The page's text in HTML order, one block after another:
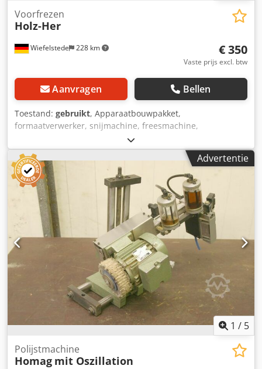
Wiefelstede 228 km
Voorfrezen
Holz-Her
€ 350
Vaste prijs excl. btw
Aanvragen Bellen
Toestand: gebruikt, Apparaatbouwpakket,
formaatverwerker, snijmachine, freesmachine,
profielfreesmachine, voegenfreesmachine, snijmachine,
dubbelzijdige profiler, kantenbewerkingsmachine,
scoremotor, versnipperaarmotor, freesmotor voor
kantenbewerkingsmachine Crjdpfjc Iprfjx Alcef -Aantal: 1x
motor -Motortype: -Vermogen: kW -Voltage: 380 volt -
Gereedschapshouder: SK40 -Spindelsnelheid: 9000 rpm -
Maten: 340/270/H400 mm -gewicht: 35 kg
Advertentie
1 / 5
Polijstmachine
Homag mit Oszillation